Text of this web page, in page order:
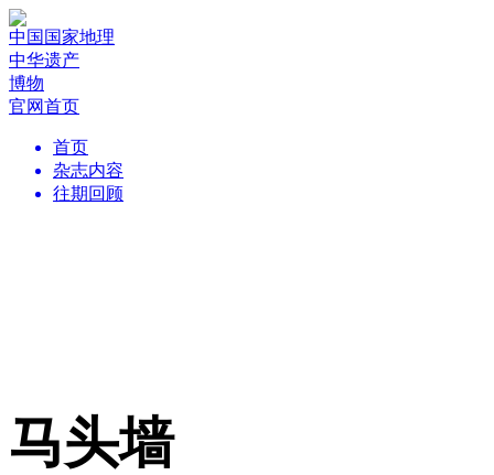
中国国家地理
中华遗产
博物
官网首页
首页
杂志内容
往期回顾
马头墙